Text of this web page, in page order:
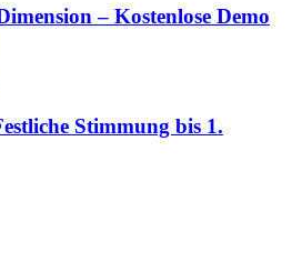
– Kostenlose Demo
Stimmung bis 1.